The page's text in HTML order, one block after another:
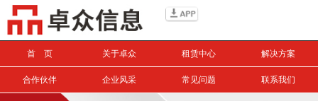
首 页 关于卓众 租赁中心 解决方案
合作伙伴 企业风采 常见问题 联系我们
搜索